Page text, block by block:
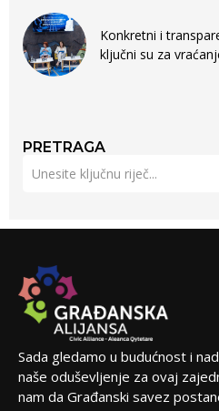
Konkretni i
ključni su za
PRETRAGA
Sada gledamo u budućnost i
naše oduševljenje za ovaj
nam da Građanski savez